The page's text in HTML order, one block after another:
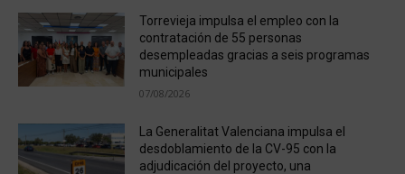
Torrevieja impulsa el empleo con la
contratación de 55 personas
desempleadas gracias a seis programas
municipales
07/08/2026
La Generalitat Valenciana impulsa el
desdoblamiento de la CV-95 con la
adjudicación del proyecto, una